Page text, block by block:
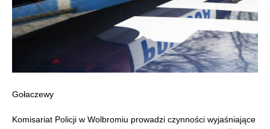
Gołaczewy
Komisariat Policji w Wolbromiu prowadzi czynności wyjaśniające